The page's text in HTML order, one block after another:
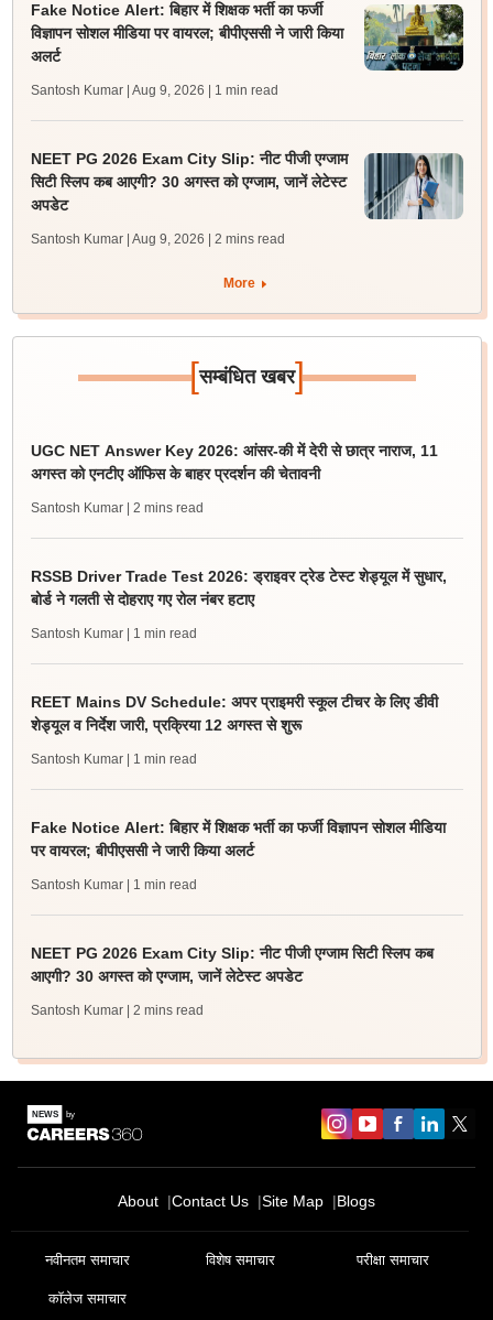
Fake Notice Alert: बिहार में शिक्षक भर्ती का फर्जी
विज्ञापन सोशल मीडिया पर वायरल; बीपीएससी ने जारी किया
अलर्ट
Santosh Kumar | Aug 9, 2026 | 1 min read
NEET PG 2026 Exam City Slip: नीट पीजी एग्जाम
सिटी स्लिप कब आएगी? 30 अगस्त को एग्जाम, जानें लेटेस्ट
अपडेट
Santosh Kumar | Aug 9, 2026 | 2 mins read
More
[सम्बंधित खबर]
UGC NET Answer Key 2026: आंसर-की में देरी से छात्र नाराज, 11
अगस्त को एनटीए ऑफिस के बाहर प्रदर्शन की चेतावनी
Santosh Kumar | 2 mins read
RSSB Driver Trade Test 2026: ड्राइवर ट्रेड टेस्ट शेड्यूल में सुधार,
बोर्ड ने गलती से दोहराए गए रोल नंबर हटाए
Santosh Kumar | 1 min read
REET Mains DV Schedule: अपर प्राइमरी स्कूल टीचर के लिए डीवी
शेड्यूल व निर्देश जारी, प्रक्रिया 12 अगस्त से शुरू
Santosh Kumar | 1 min read
Fake Notice Alert: बिहार में शिक्षक भर्ती का फर्जी विज्ञापन सोशल मीडिया
पर वायरल; बीपीएससी ने जारी किया अलर्ट
Santosh Kumar | 1 min read
NEET PG 2026 Exam City Slip: नीट पीजी एग्जाम सिटी स्लिप कब
आएगी? 30 अगस्त को एग्जाम, जानें लेटेस्ट अपडेट
Santosh Kumar | 2 mins read
About Contact Us Site Map Blogs
नवीनतम समाचार विशेष समाचार परीक्षा समाचार
कॉलेज समाचार